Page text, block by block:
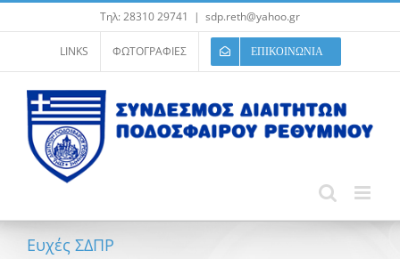
στο
περιεχόμενο
Τηλ: 28310 29741 | sdp.reth@yahoo.gr
LINKS ΦΩΤΟΓΡΑΦΙΕΣ ΕΠΙΚΟΙΝΩΝΙΑ
Ευχές ΣΔΠΡ